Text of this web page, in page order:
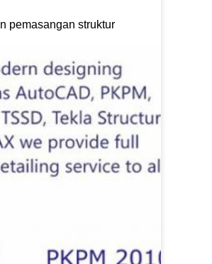
pemasangan struktur